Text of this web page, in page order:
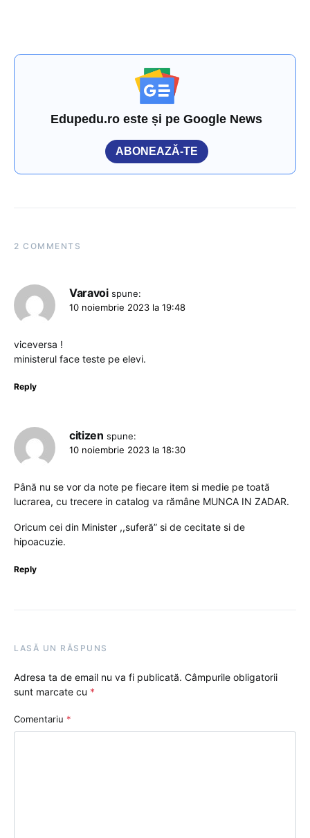
Edupedu.ro este și pe Google News
ABONEAZĂ-TE
2 COMMENTS
Varavoi spune:
10 noiembrie 2023 la 19:48
viceversa !
ministerul face teste pe elevi.
Reply
citizen spune:
10 noiembrie 2023 la 18:30
Până nu se vor da note pe fiecare item si medie pe toată
lucrarea, cu trecere in catalog va rămâne MUNCA IN ZADAR.
Oricum cei din Minister ,,suferă” si de cecitate si de
hipoacuzie.
Reply
LASĂ UN RĂSPUNS
Adresa ta de email nu va fi publicată. Câmpurile obligatorii
sunt marcate cu *
Comentariu *